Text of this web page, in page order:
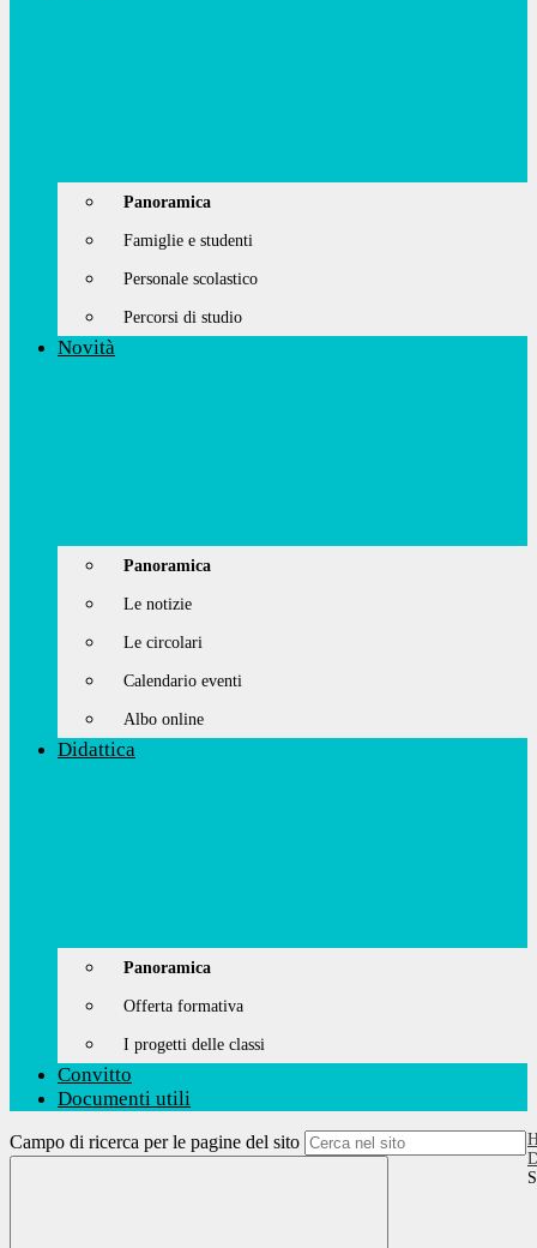
Panoramica
Famiglie e studenti
Personale scolastico
Percorsi di studio
Novità
Panoramica
Le notizie
Le circolari
Calendario eventi
Albo online
Didattica
Panoramica
Offerta formativa
I progetti delle classi
Convitto
Documenti utili
Campo di ricerca per le pagine del sito